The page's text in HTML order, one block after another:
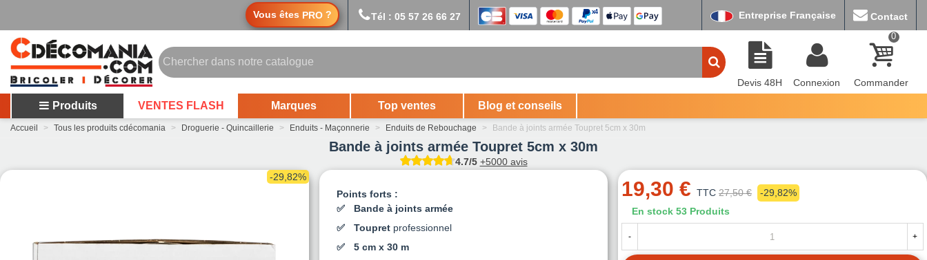
Vous êtes PRO ? Tél : 05 57 26 66 27 Entreprise Française Contact
Devis 48H Connexion
0
Commander
Produits VENTES FLASH Marques Top ventes Blog et conseils
Accueil > Tous les produits cdécomania > Droguerie - Quincaillerie > Enduits - Maçonnerie > Enduits de Rebouchage > Bande à joints armée Toupret 5cm x 30m
Bande à joints armée Toupret 5cm x 30m
4.7/5 +5000 avis
-29,82%
Points forts :
Bande à joints armée
Toupretprofessionnel
5 cm x 30 m
19,30 € TTC 27,50 €
-29,82%
En stock 53 Produits
- +